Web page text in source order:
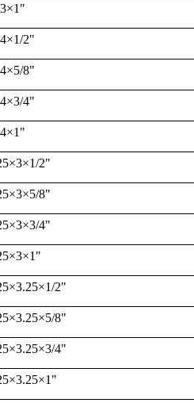
3×1"
4×1/2"
4×5/8"
4×3/4"
4×1"
×3×1/2"
×3×5/8"
×3×3/4"
×3×1"
×3.25×1/2"
×3.25×5/8"
×3.25×3/4"
×3.25×1"